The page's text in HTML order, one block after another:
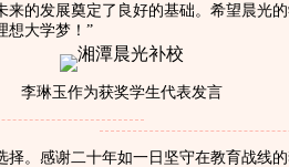
来的发展奠定了良好的基础。希望晨光
想大学梦！”
李琳玉作为获奖学生代表发言
择。感谢二十年如一日坚守在教育战线